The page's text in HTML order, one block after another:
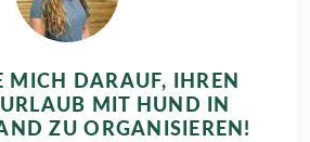
MICH DARAUF, IHREN
MIT HUND IN
ZU ORGANISIEREN!